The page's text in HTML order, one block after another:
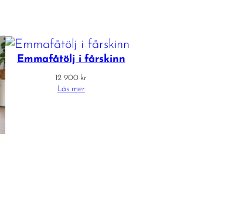
Emmafåtölj i fårskinn
12 900 kr
Läs mer